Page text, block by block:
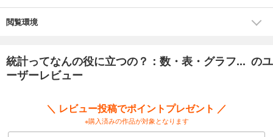
とることが必要です。
ただの数値やグラフでしかないデータから情報を引き出し、
この本ではニュースや広告で登場するアンケート結果などのデータ、
サイコロやカードを使ったゲームなど日常生活で触れることのある身近
平均や確率といった統計の基本についてわかりやすく解説していきま
閲覧環境
統計ってなんの役に立つの？：数・表・グラフ... のユ
ーザーレビュー
＼ レビュー投稿でポイントプレゼント ／
※購入済みの作品が対象となります